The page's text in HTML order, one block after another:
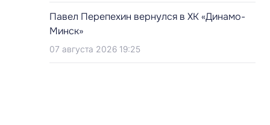
Павел Перепехин вернулся в ХК «Динамо-
Минск»
07 августа 2026 19:25